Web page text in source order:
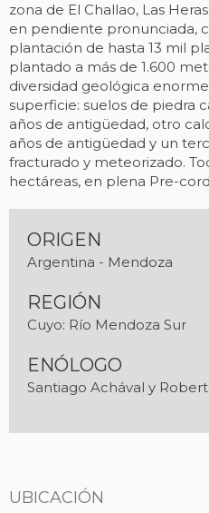
zona de El Challao, Las
en pendiente pronunciada,
plantación de hasta 13 mil
plantado a más de 1.600
diversidad geológica
superficie: suelos de piedra
años de antigüedad, otro
años de antigüedad y un
fracturado y meteorizado.
hectáreas, en plena Pre-
ORIGEN
Argentina - Mendoza
REGIÓN
Cuyo: Río Mendoza Sur
ENÓLOGO
Santiago Achával y
UBICACIÓN